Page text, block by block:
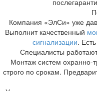
Компания «ЭлСи» уже
Выполнит качественный
сигнализации.
Специалисты
Монтаж систем охранно-
строго по срокам.